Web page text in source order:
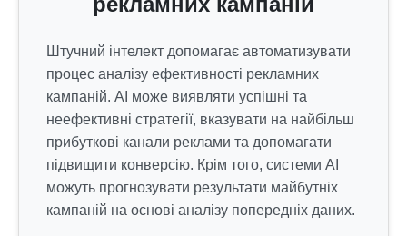
Штучний інтелект допомагає автоматизувати
процес аналізу ефективності рекламних
кампаній. AI може виявляти успішні та
неефективні стратегії, вказувати на найбільш
прибуткові канали реклами та допомагати
підвищити конверсію. Крім того, системи AI
можуть прогнозувати результати майбутніх
кампаній на основі аналізу попередніх даних.